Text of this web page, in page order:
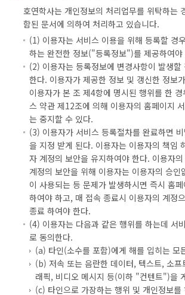
호연학사는 개인정보의 처리업무를 위탁하는
함된 문서에 의하여 처리하고 있습니다.
(1) 이용자는 서비스 이용을 위해 등록할 경
하는 완전한 정보("등록정보")를 제공하여야
(2) 이용자는 등록정보에 변경사항이 발생
한다. 이용자가 제공한 정보 및 갱신한 정보
이용자가 본 조 제4항에 명시된 행위를 한
스 약관 제12조에 의해 이용자의 홈페이지
는 중지할 수 있다.
(3) 이용자가 서비스 등록절차를 완료하면
을 지정 받게 된다. 이용자는 이용자의 책임
자 계정의 보안을 유지하여야 한다. 이용자
계정의 보안을 위해 이용자는 이용자의 승인
이 사용되는 등 문제가 발생하시면 즉시 홈
하여야 하고, 매 접속 종료시 이용자의 계정
종료 하여야 한다.
(4) 이용자는 다음과 같은 행위를 하는데 서
로 동의한다.
(a) 타인(소수를 포함)에게 해를 입히는 모
(b) 저속 또는 음란한 데이터, 텍스트, 소
래픽, 비디오 메시지 등(이하 "컨텐트")을
(c) 타인으로 가장하는 행위 및 개인정보를